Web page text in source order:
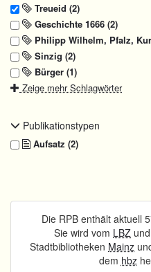
Treueid (2)
Geschichte 1666 (2)
Philipp Wilhelm, Pfalz,
Sinzig (2)
Bürger (1)
Zeige mehr Schlagwörter
Publikationstypen
Aufsatz (2)
Die RPB enthält aktuell
Sie wird vom LBZ
Stadtbibliotheken Mainz
dem hbz